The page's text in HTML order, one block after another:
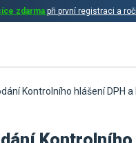
zdarma při první registraci a
Kontrolního hlášení DPH a